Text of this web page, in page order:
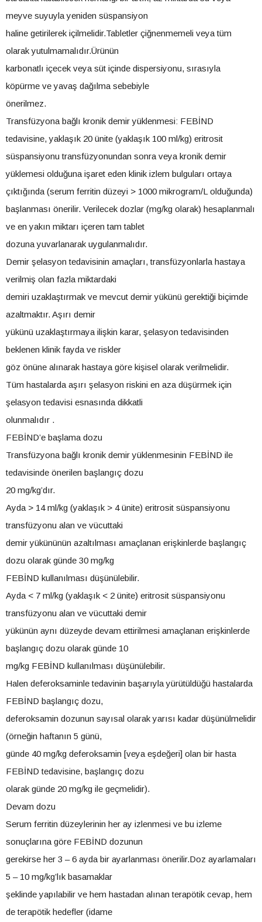
meyve suyuyla yeniden süspansiyon
haline getirilerek içilmelidir.Tabletler çiğnenmemeli veya tüm
olarak yutulmamalıdır.Ürünün
karbonatlı içecek veya süt içinde dispersiyonu, sırasıyla
köpürme ve yavaş dağılma sebebiyle
önerilmez.
Transfüzyona bağlı kronik demir yüklenmesi: FEBİND
tedavisine, yaklaşık 20 ünite (yaklaşık 100 ml/kg) eritrosit
süspansiyonu transfüzyonundan sonra veya kronik demir
yüklemesi olduğuna işaret eden klinik izlem bulguları ortaya
çıktığında (serum ferritin düzeyi > 1000 mikrogram/L olduğunda)
başlanması önerilir. Verilecek dozlar (mg/kg olarak) hesaplanmalı
ve en yakın miktarı içeren tam tablet
dozuna yuvarlanarak uygulanmalıdır.
Demir şelasyon tedavisinin amaçları, transfüzyonlarla hastaya
verilmiş olan fazla miktardaki
demiri uzaklaştırmak ve mevcut demir yükünü gerektiği biçimde
azaltmaktır. Aşırı demir
yükünü uzaklaştırmaya ilişkin karar, şelasyon tedavisinden
beklenen klinik fayda ve riskler
göz önüne alınarak hastaya göre kişisel olarak verilmelidir.
Tüm hastalarda aşırı şelasyon riskini en aza düşürmek için
şelasyon tedavisi esnasında dikkatli
olunmalıdır .
FEBİND’e başlama dozu
Transfüzyona bağlı kronik demir yüklenmesinin FEBİND ile
tedavisinde önerilen başlangıç dozu
20 mg/kg’dır.
Ayda > 14 ml/kg (yaklaşık > 4 ünite) eritrosit süspansiyonu
transfüzyonu alan ve vücuttaki
demir yükününün azaltılması amaçlanan erişkinlerde başlangıç
dozu olarak günde 30 mg/kg
FEBİND kullanılması düşünülebilir.
Ayda < 7 ml/kg (yaklaşık < 2 ünite) eritrosit süspansiyonu
transfüzyonu alan ve vücuttaki demir
yükünün aynı düzeyde devam ettirilmesi amaçlanan erişkinlerde
başlangıç dozu olarak günde 10
mg/kg FEBİND kullanılması düşünülebilir.
Halen deferoksaminle tedavinin başarıyla yürütüldüğü hastalarda
FEBİND başlangıç dozu,
deferoksamin dozunun sayısal olarak yarısı kadar düşünülmelidir
(örneğin haftanın 5 günü,
günde 40 mg/kg deferoksamin [veya eşdeğeri] olan bir hasta
FEBİND tedavisine, başlangıç dozu
olarak günde 20 mg/kg ile geçmelidir).
Devam dozu
Serum ferritin düzeylerinin her ay izlenmesi ve bu izleme
sonuçlarına göre FEBİND dozunun
gerekirse her 3 – 6 ayda bir ayarlanması önerilir.Doz ayarlamaları
5 – 10 mg/kg’lık basamaklar
şeklinde yapılabilir ve hem hastadan alınan terapötik cevap, hem
de terapötik hedefler (idame